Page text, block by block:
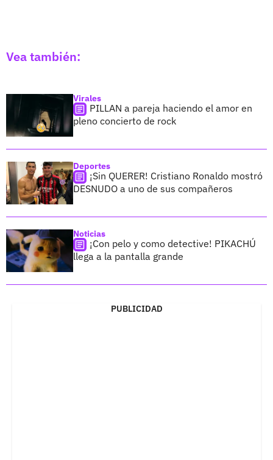
Vea también:
Virales
PILLAN a pareja haciendo el amor en
pleno concierto de rock
Deportes
¡Sin QUERER! Cristiano Ronaldo mostró
DESNUDO a uno de sus compañeros
Noticias
¡Con pelo y como detective! PIKACHÚ
llega a la pantalla grande
PUBLICIDAD